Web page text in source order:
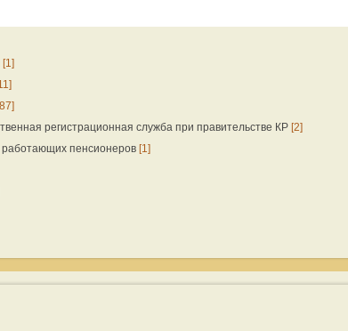
[1]
регистрационная служба при правительстве КР [2]
работающих пенсионеров [1]